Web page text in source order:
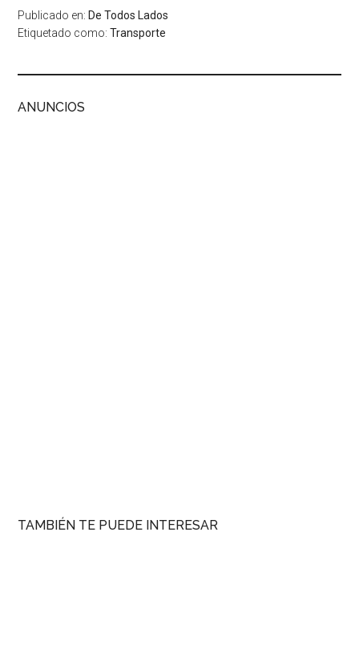
Publicado en: De Todos Lados
Etiquetado como:Transporte
ANUNCIOS
TAMBIÉN TE PUEDE INTERESAR